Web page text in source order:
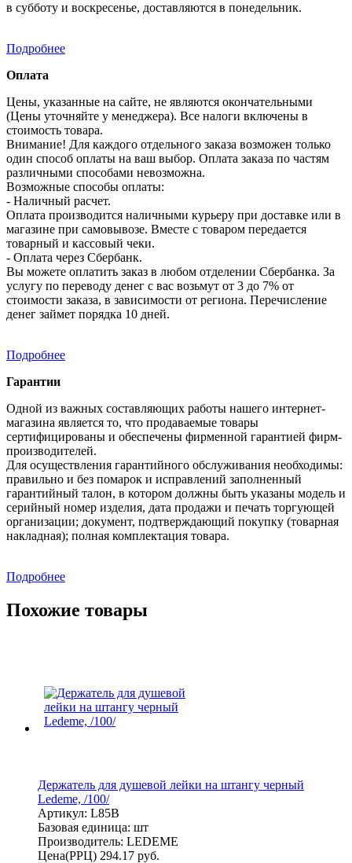
в субботу и воскресенье, доставляются в понедельник.
Подробнее
Оплата
Цены, указанные на сайте, не являются окончательными
(Цены уточняйте у менеджера). Все налоги включены в
стоимость товара.
Внимание! Для каждого отдельного заказа возможен только
один способ оплаты на ваш выбор. Оплата заказа по частям
различными способами невозможна.
Возможные способы оплаты:
- Наличный расчет.
Оплата производится наличными курьеру при доставке или в
магазине при самовывозе. Вместе с товаром передается
товарный и кассовый чеки.
- Оплата через Сбербанк.
Вы можете оплатить заказ в любом отделении Сбербанка. За
услугу по переводу денег с вас возьмут от 3 до 7% от
стоимости заказа, в зависимости от региона. Перечисление
денег займет порядка 10 дней.
Подробнее
Гарантии
Одной из важных составляющих работы нашего интернет-
магазина является то, что продаваемые товары
сертифицированы и обеспечены фирменной гарантией фирм-
производителей.
Для осуществления гарантийного обслуживания необходимы:
правильно и без помарок и исправлений заполненный
гарантийный талон, в котором должны быть указаны модель и
серийный номер изделия, дата продажи и печать торгующей
организации; документ, подтверждающий покупку (товарная
накладная); полная комплектация товара.
Подробнее
Похожие товары
Держатель для душевой лейки на штангу черный
Ledeme, /100/
Артикул: L85B
Базовая единица: шт
Производитель: LEDEME
Цена(РРЦ) 294.17 руб.